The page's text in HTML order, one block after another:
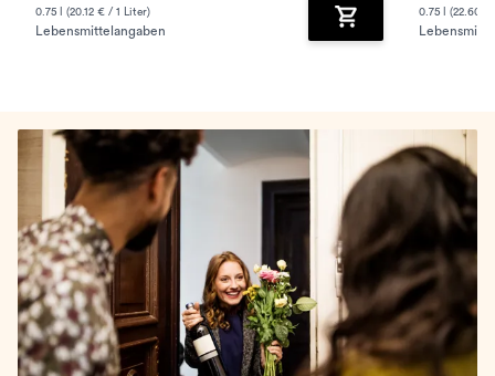
0.75 l (20.12 € / 1 Liter)
Lebensmittelangaben Zum Warenkorb
0.75 l (22.60 €